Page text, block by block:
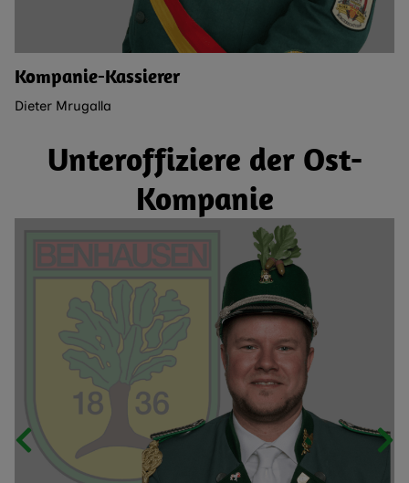
Kompanie-Kassierer
Dieter Mrugalla
Unteroffiziere der Ost-
Kompanie